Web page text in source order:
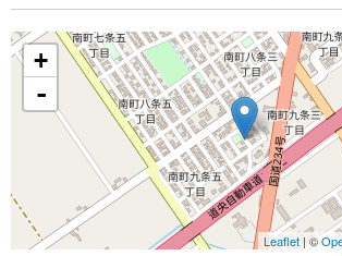
+
-
Leaflet | ©